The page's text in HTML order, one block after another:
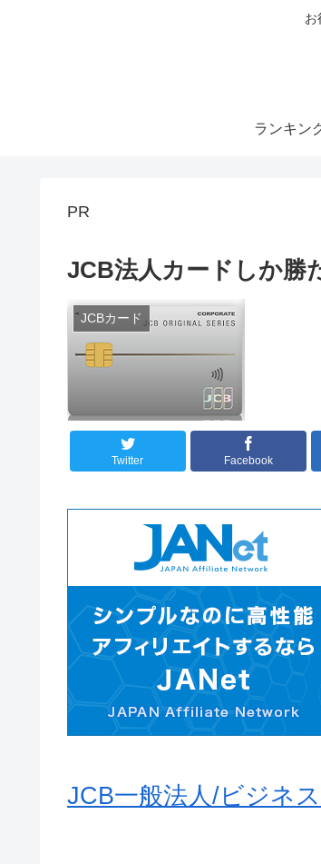
お
ランキン
PR
JCB法人カードしか勝
JCBカード
Twitter Facebook
JCB一般法人/ビジネ